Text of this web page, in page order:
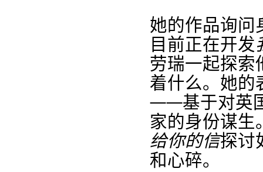
她的作品询问
目前正在开发
劳瑞一起探索
着什么。她的
——基于对英
家的身份谋生
给你的信探讨
和心碎。